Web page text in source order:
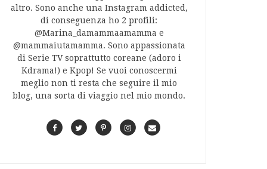
altro. Sono anche una Instagram addicted,
di conseguenza ho 2 profili:
@Marina_damammaamamma e
@mammaiutamamma. Sono appassionata
di Serie TV soprattutto coreane (adoro i
Kdrama!) e Kpop! Se vuoi conoscermi
meglio non ti resta che seguire il mio
blog, una sorta di viaggio nel mio mondo.
F
T
P
I
C